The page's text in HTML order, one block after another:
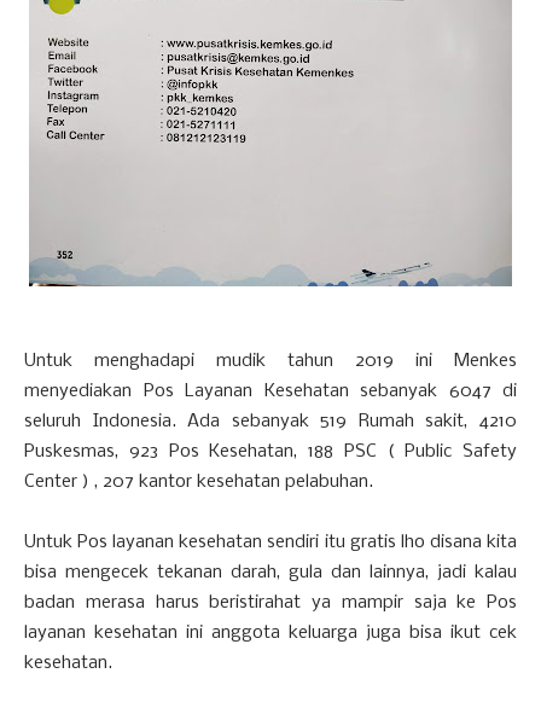
Untuk menghadapi mudik tahun 2019 ini Menkes
menyediakan Pos Layanan Kesehatan sebanyak 6047 di
seluruh Indonesia. Ada sebanyak 519 Rumah sakit, 4210
Puskesmas, 923 Pos Kesehatan, 188 PSC ( Public Safety
Center ) , 207 kantor kesehatan pelabuhan.
Untuk Pos layanan kesehatan sendiri itu gratis lho disana kita
bisa mengecek tekanan darah, gula dan lainnya, jadi kalau
badan merasa harus beristirahat ya mampir saja ke Pos
layanan kesehatan ini anggota keluarga juga bisa ikut cek
kesehatan.